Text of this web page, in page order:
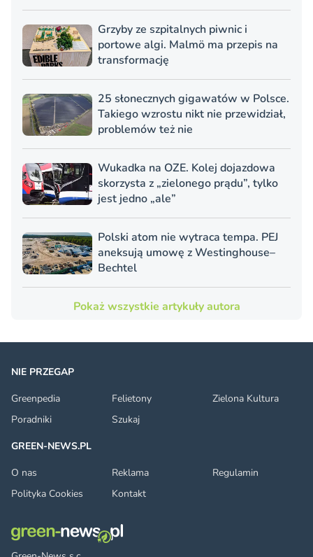
Grzyby ze szpitalnych piwnic i
portowe algi. Malmö ma przepis na
transformację
25 słonecznych gigawatów w Polsce.
Takiego wzrostu nikt nie przewidział,
problemów też nie
Wukadka na OZE. Kolej dojazdowa
skorzysta z „zielonego prądu”, tylko
jest jedno „ale”
Polski atom nie wytraca tempa. PEJ
aneksują umowę z Westinghouse–
Bechtel
Pokaż wszystkie artykuły autora
NIE PRZEGAP
Greenpedia
Felietony
Zielona Kultura
Poradniki
Szukaj
GREEN-NEWS.PL
O nas
Reklama
Regulamin
Polityka Cookies
Kontakt